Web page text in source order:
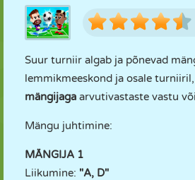
Suur turniir algab ja põnevad
lemmikmeeskond ja osale
mängijaga arvutivastaste vastu
Mängu juhtimine:
MÄNGIJA 1
Liikumine: "A, D"